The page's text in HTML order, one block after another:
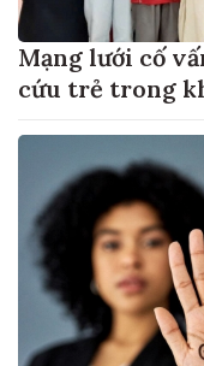
Mạng lưới cố
cứu trẻ trong